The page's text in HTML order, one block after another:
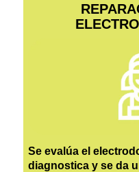
Se evalúa el
diagnostica y se da